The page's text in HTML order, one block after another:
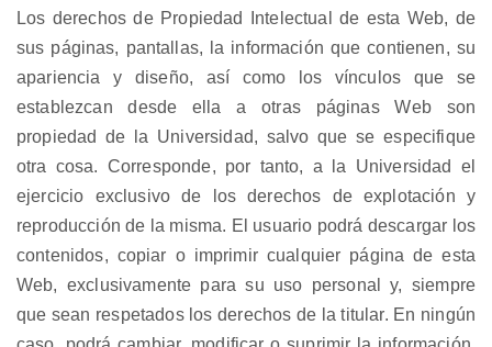
Los derechos de Propiedad Intelectual de esta Web, de
sus páginas, pantallas, la información que contienen, su
apariencia y diseño, así como los vínculos que se
establezcan desde ella a otras páginas Web son
propiedad de la Universidad, salvo que se especifique
otra cosa. Corresponde, por tanto, a la Universidad el
ejercicio exclusivo de los derechos de explotación y
reproducción de la misma. El usuario podrá descargar los
contenidos, copiar o imprimir cualquier página de esta
Web, exclusivamente para su uso personal y, siempre
que sean respetados los derechos de la titular. En ningún